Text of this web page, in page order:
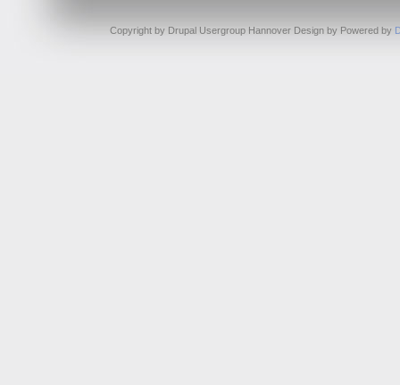
Copyright by Drupal Usergroup Hannover Design by Powered by